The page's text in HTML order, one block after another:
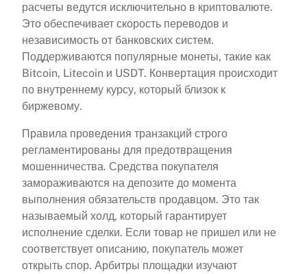
расчеты ведутся исключительно в криптовалюте.
Это обеспечивает скорость переводов и
независимость от банковских систем.
Поддерживаются популярные монеты, такие как
Bitcoin, Litecoin и USDT. Конвертация происходит
по внутреннему курсу, который близок к
биржевому.
Правила проведения транзакций строго
регламентированы для предотвращения
мошенничества. Средства покупателя
замораживаются на депозите до момента
выполнения обязательств продавцом. Это так
называемый холд, который гарантирует
исполнение сделки. Если товар не пришел или не
соответствует описанию, покупатель может
открыть спор. Арбитры площадки изучают